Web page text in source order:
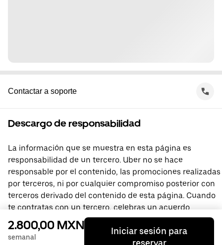
Contactar a soporte
Descargo de responsabilidad
La información que se muestra en esta página es
responsabilidad de un tercero. Uber no se hace
responsable por el contenido, las promociones realizadas
por terceros, ni por cualquier compromiso posterior con
terceros derivado del contenido de esta página. Cuando
te contratas con un tercero, celebras un acuerdo
directamente con él, del que Uber no forma parte. Si
tienes preguntas, comunícate directamente con el
2.800,00 MXN
semanal
Iniciar sesión para
reservar